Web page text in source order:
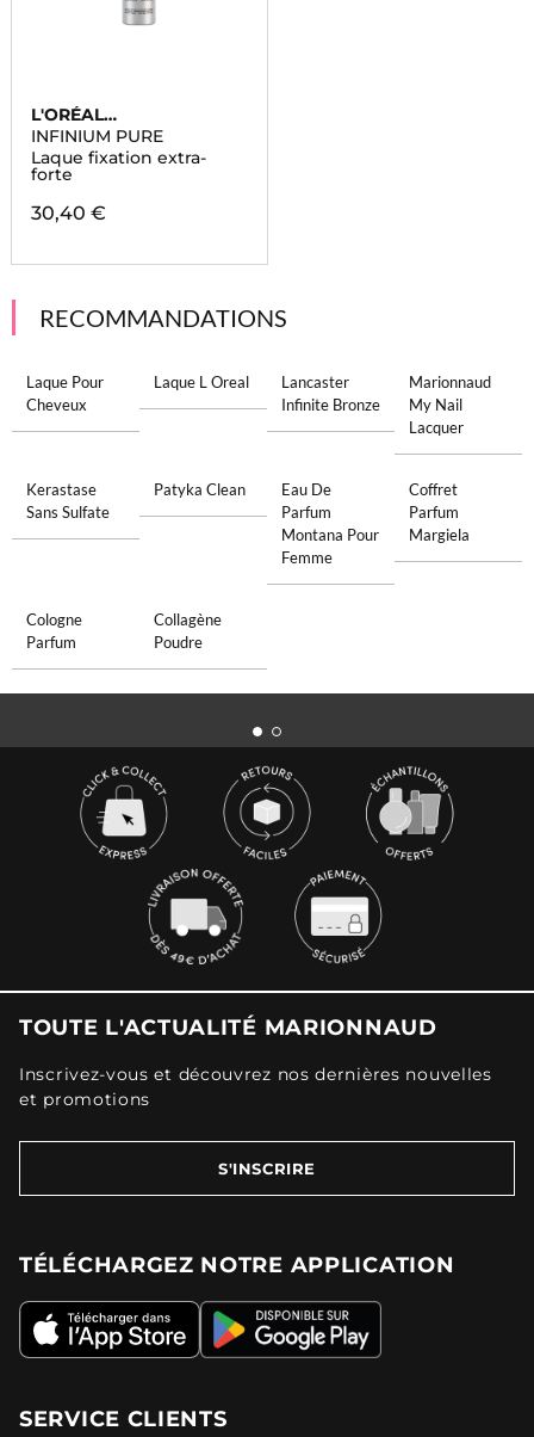
L'ORÉAL
PROFESSIONNEL
INFINIUM PURE
Laque fixation extra-
forte
30,40 €
RECOMMANDATIONS
Laque Pour
Cheveux
Laque L Oreal
Lancaster
Infinite Bronze
Marionnaud
My Nail
Lacquer
Kerastase
Sans Sulfate
Patyka Clean
Eau De
Parfum
Montana Pour
Femme
Coffret
Parfum
Margiela
Cologne
Parfum
Collagène
Poudre
TOUTE L'ACTUALITÉ MARIONNAUD
Inscrivez-vous et découvrez nos dernières nouvelles
et promotions
S'INSCRIRE
TÉLÉCHARGEZ NOTRE APPLICATION
SERVICE CLIENTS